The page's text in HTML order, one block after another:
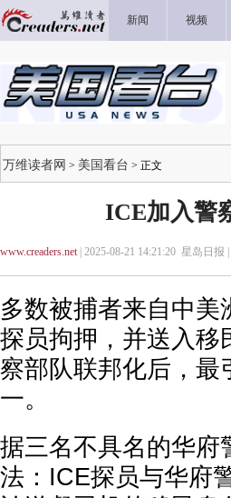
新闻 视频
万维读者网 > 美国看台 > 正文
ICE加入警
www.creaders.net| 2025-08-21 14:21:20 星岛日报 |
多数被捕者来自中
探员拘押，并送入移
察部队联邦化后，最
一。
据三名不具名的华府
法：ICE探员与华府